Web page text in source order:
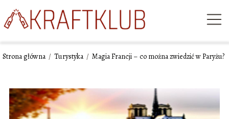
Strona główna / Turystyka / Magia Francji – co można zwiedzić w Paryżu?